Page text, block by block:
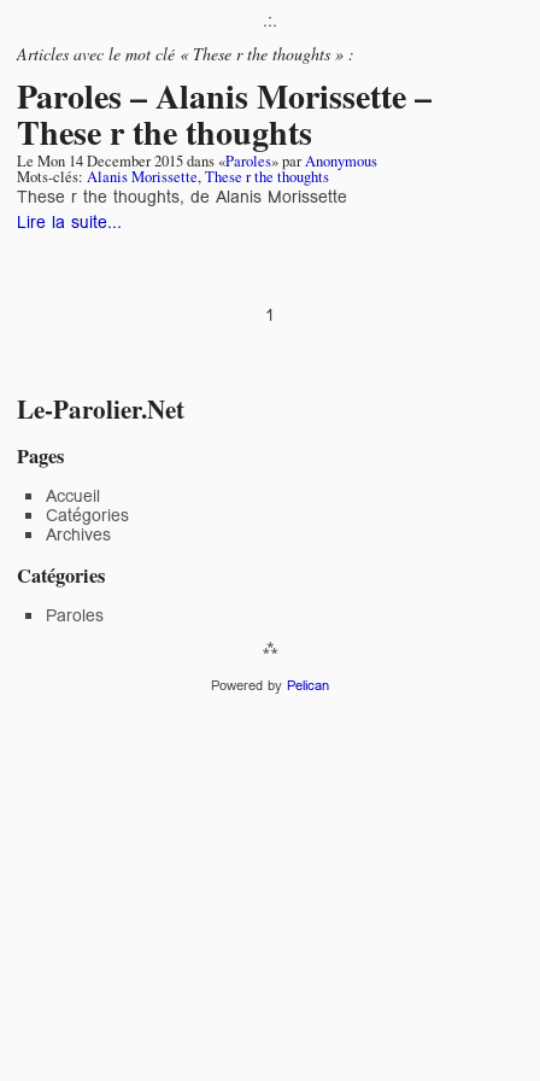
.:.
Articles avec le mot clé « These r the thoughts » :
Paroles – Alanis Morissette –
These r the thoughts
Le Mon 14 December 2015dans «Paroles» parAnonymous
Mots-clés: Alanis Morissette,These r the thoughts
These r the thoughts, de Alanis Morissette
Lire la suite...
1
Le-Parolier.Net
Pages
Accueil
Catégories
Archives
Catégories
Paroles
Powered by Pelican